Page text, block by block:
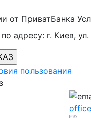
от ПриватБанка
адресу: г. Киев,
пользования